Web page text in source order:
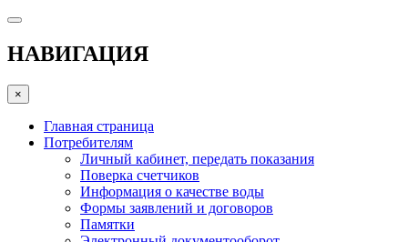
НАВИГАЦИЯ
×
Главная страница
Потребителям
Личный кабинет, передать показания
Поверка счетчиков
Информация о качестве воды
Формы заявлений и договоров
Памятки